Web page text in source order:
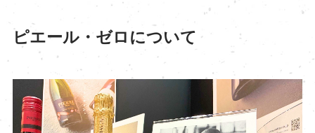
ピエール・ゼロについて